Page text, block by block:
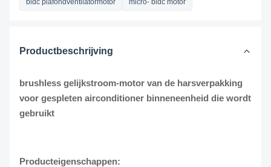
bldc plafondventilatormotor micro- bldc motor
Productbeschrijving
brushless gelijkstroom-motor van de harsverpakking
voor gespleten airconditioner binneneenheid die wordt
gebruikt
Producteigenschappen: